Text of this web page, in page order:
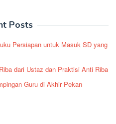
Posts
Persiapan untuk Masuk SD yang
dari Ustaz dan Praktisi Anti Riba
Guru di Akhir Pekan